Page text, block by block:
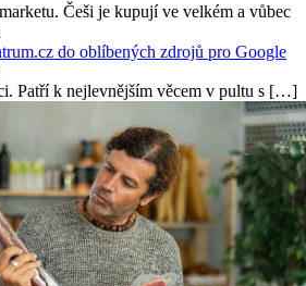
Češi je kupují ve velkém a vůbec
do oblíbených zdrojů pro Google
Patří k nejlevnějším věcem v pultu s […]